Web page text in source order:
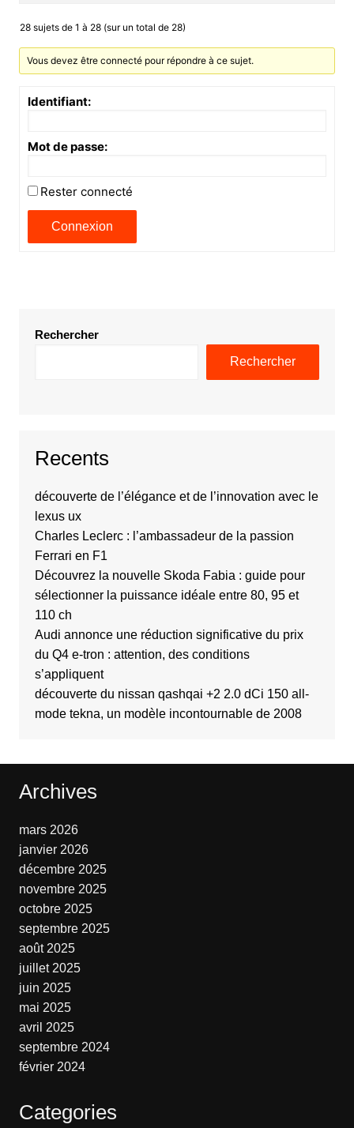
28 sujets de 1 à 28 (sur un total de 28)
Vous devez être connecté pour répondre à ce sujet.
Identifiant:
Mot de passe:
Rester connecté
Connexion
Rechercher
Rechercher
Recents
découverte de l’élégance et de l’innovation avec le
lexus ux
Charles Leclerc : l’ambassadeur de la passion
Ferrari en F1
Découvrez la nouvelle Skoda Fabia : guide pour
sélectionner la puissance idéale entre 80, 95 et
110 ch
Audi annonce une réduction significative du prix
du Q4 e-tron : attention, des conditions
s’appliquent
découverte du nissan qashqai +2 2.0 dCi 150 all-
mode tekna, un modèle incontournable de 2008
Archives
mars 2026
janvier 2026
décembre 2025
novembre 2025
octobre 2025
septembre 2025
août 2025
juillet 2025
juin 2025
mai 2025
avril 2025
septembre 2024
février 2024
Categories